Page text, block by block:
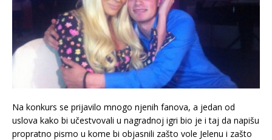
Na konkurs se prijavilo mnogo njenih fanova, a jedan od
uslova kako bi učestvovali u nagradnoj igri bio je i taj da napišu
propratno pismo u kome bi objasnili zašto vole Jelenu i zašto